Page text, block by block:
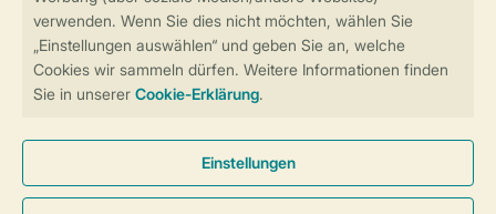
Sicherstellung Deiner Privatsphäre